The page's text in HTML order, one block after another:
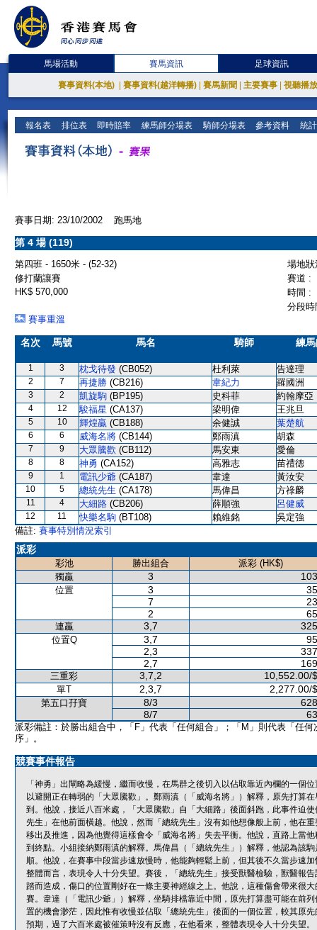
馬場活動 賽馬資訊 足球資訊
賽事資料(本地) 賽事資料(越洋轉播) 賽馬新聞 主要賽事 視聽播
報名表 排位表 即時賠率 練馬師分場表 騎師分場表 參考資料 統
賽事日期: 23/10/2002 跑馬地
第 4 場 (119)
第四班 - 1650米 - (52-32)
場地
修打蘭讓賽
賽道 :
HK$ 570,000
時間 :
分段
賽事重溫
名次 馬號 馬名 騎師 練
1 3 枕戈待發 (CB052) 杜利萊 告達理
2 7 再捷勝 (CB216) 韋紀力 羅國洲
3 2 凱旋駒 (BP195) 史科菲 約翰摩亞
4 12 駿福星 (CA137) 梁明偉 王兆旦
5 10 輝煌贏 (CB188) 余健誠 葉楚航
6 6 威海名將 (CB144) 鄭雨滇 胡森
7 9 大眾騰歡 (CB112) 馬安東 愛倫
8 8 神勇 (CA152) 高雅志 苗禮德
9 1 電訊少爺 (CA187) 韋達 黃汝安
10 5 總統先生 (CA178) 馬偉昌 方祿麟
11 4 大細路 (CB206) 薛順強 呂健威
12 11 快樂名駒 (BT108) 賴維銘
吳定強
備註: 賽事特別情況索引
派彩
彩池 勝出組合
派彩 (HK$)
獨贏
3
位置 3
7
2
連贏 3,7
位置Q 3,7
2,3
2,7
三重彩 3,7,2 10,552.00/
單T 2,3,7 2,277.00/
第五口孖寶 8/3
8/7
派彩備註：於勝出組合中，「F」代表「任何組合」；「M」則代表「任何
序」。
競賽事件報告
「神勇」出閘略為緩慢，繼而收慢，在馬群之後切入以佔取靠近內欄的一個
以避開正在轉弱的「大眾騰歡」。鄭雨滇（「威海名將」）解釋，原先打算
到。他說，接近八百米處，「大眾騰歡」自「大細路」後面斜跑，此事件迫
先生」在他前面橫越。他說，然而「總統先生」沒有如他想像般上前，他在
移出及推進，因為他覺得這樣會令「威海名將」失去平衡。他說，直路上當
到終點。小組接納鄭雨滇的解釋。馬偉昌（「總統先生」）解釋，他認為該
順。他說，在賽事中段當步速放慢時，他能夠輕鬆上前，但其後不久當步速
整體而言，表現令人十分失望。賽後，「總統先生」接受獸醫檢驗，獸醫報
踏而造成，傷口的位置剛好在一條主要神經線之上。他說，這種傷會帶來很
賽。韋達（「電訊少爺」）解釋，坐騎排檔靠近中間，原先打算盡可能在前
置的機會渺茫，因此惟有收慢並佔取「總統先生」後面的一個位置，較其原
預期，過了六百米處被催策時沒有反應，在他看來，整體表現令人十分失望